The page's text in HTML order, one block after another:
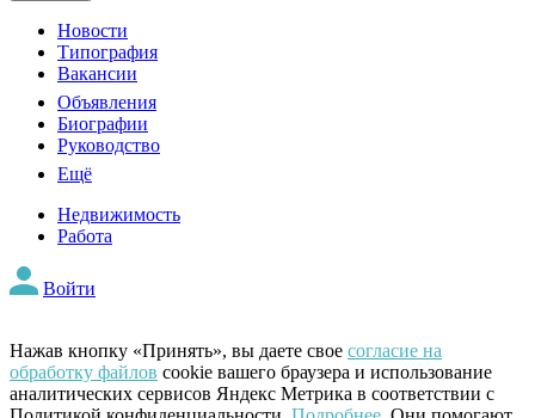
Новости
Типография
Вакансии
Объявления
Биографии
Руководство
Ещё
Недвижимость
Работа
Войти
Нажав кнопку «Принять», вы даете свое согласие на
обработку файлов cookie вашего браузера и использование
аналитических сервисов Яндекс Метрика в соответствии с